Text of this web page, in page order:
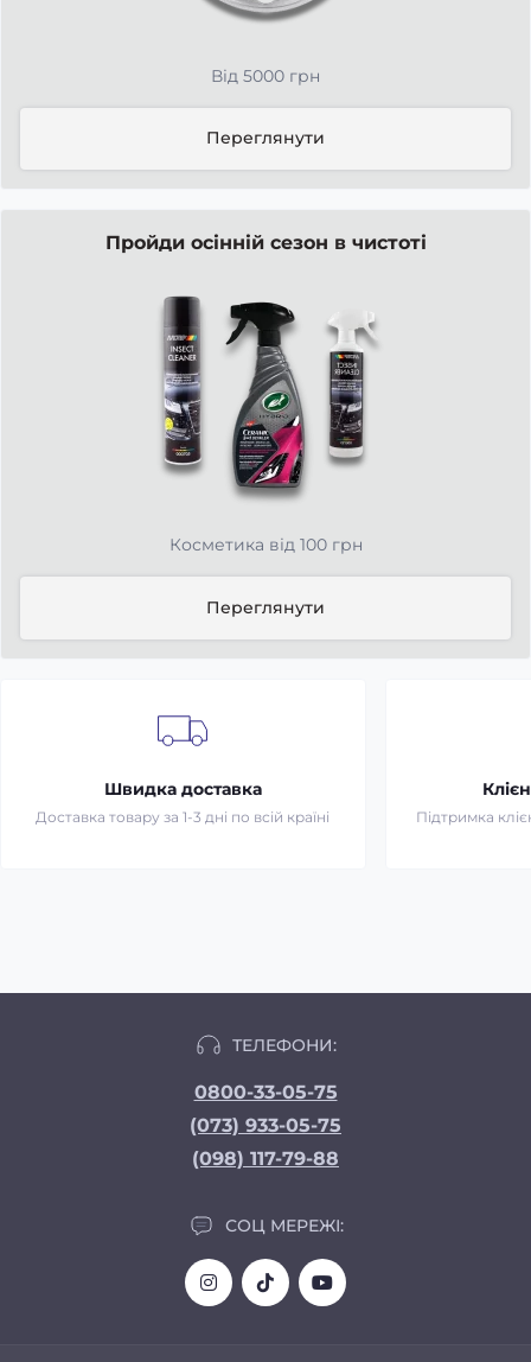
Від 5000 грн
Переглянути
Пройди осінній сезон в чистоті
Косметика від 100 грн
Переглянути
Швидка доставка
Доставка товару за 1-3 дні по всій країні Підтримка
ТЕЛЕФОНИ:
0800-33-05-75
(073) 933-05-75
(098) 117-79-88
СОЦ МЕРЕЖІ: